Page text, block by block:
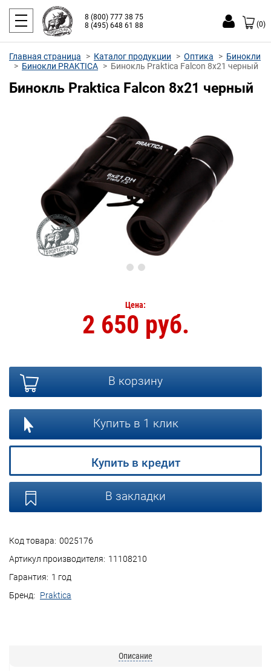
8 (800) 777 38 75
8 (495) 648 61 88
(0)
Главная страница Каталог продукции Оптика
Бинокли
Бинокли PRAKTICA
Бинокль Praktica Falcon 8x21 черный
Бинокль Praktica Falcon 8x21 черный
Код товара: 0025176
Артикул производителя: 11108210
Гарантия: 1 год
Бренд:
Praktica
Цена:
2 650 руб.
В корзину
Купить в 1 клик
Купить в кредит
В закладки
Описание